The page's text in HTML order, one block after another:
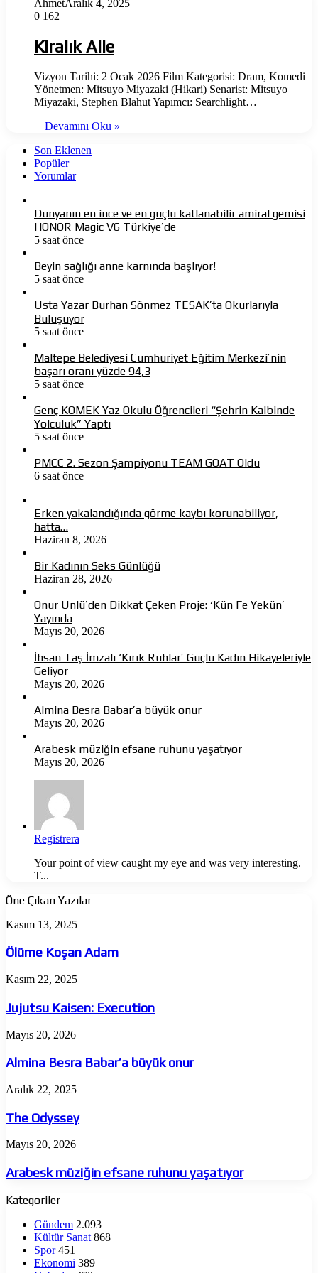
AhmetAralık 4, 2025
0 162
Kiralık Aile
Vizyon Tarihi: 2 Ocak 2026 Film Kategorisi: Dram, Komedi
Yönetmen: Mitsuyo Miyazaki (Hikari) Senarist: Mitsuyo
Miyazaki, Stephen Blahut Yapımcı: Searchlight…
Devamını Oku »
Son Eklenen
Popüler
Yorumlar
Dünyanın en ince ve en güçlü katlanabilir amiral gemisi
HONOR Magic V6 Türkiye’de
5 saat önce
Beyin sağlığı anne karnında başlıyor!
5 saat önce
Usta Yazar Burhan Sönmez TESAK’ta Okurlarıyla
Buluşuyor
5 saat önce
Maltepe Belediyesi Cumhuriyet Eğitim Merkezi’nin
başarı oranı yüzde 94,3
5 saat önce
Genç KOMEK Yaz Okulu Öğrencileri “Şehrin Kalbinde
Yolculuk” Yaptı
5 saat önce
PMCC 2. Sezon Şampiyonu TEAM GOAT Oldu
6 saat önce
Erken yakalandığında görme kaybı korunabiliyor,
hatta…
Haziran 8, 2026
Bir Kadının Seks Günlüğü
Haziran 28, 2026
Onur Ünlü’den Dikkat Çeken Proje: ‘Kün Fe Yekün’
Yayında
Mayıs 20, 2026
İhsan Taş İmzalı ‘Kırık Ruhlar’ Güçlü Kadın Hikayeleriyle
Geliyor
Mayıs 20, 2026
Almina Besra Babar’a büyük onur
Mayıs 20, 2026
Arabesk müziğin efsane ruhunu yaşatıyor
Mayıs 20, 2026
Registrera
Your point of view caught my eye and was very interesting.
T...
Öne Çıkan Yazılar
Ölüme
Adam
Kasım 13, 2025
Ölüme Koşan Adam
Jujutsu
Execution
Kasım 22, 2025
Jujutsu Kaisen: Execution
Almina
Babar’a
büyük
onur
Mayıs 20, 2026
Almina Besra Babar’a büyük onur
The
Aralık 22, 2025
The Odyssey
Arabesk
efsane
ruhunu
yaşatıyor
Mayıs 20, 2026
Arabesk müziğin efsane ruhunu yaşatıyor
Kategoriler
Gündem 2.093
Kültür Sanat 868
Spor 451
Ekonomi 389